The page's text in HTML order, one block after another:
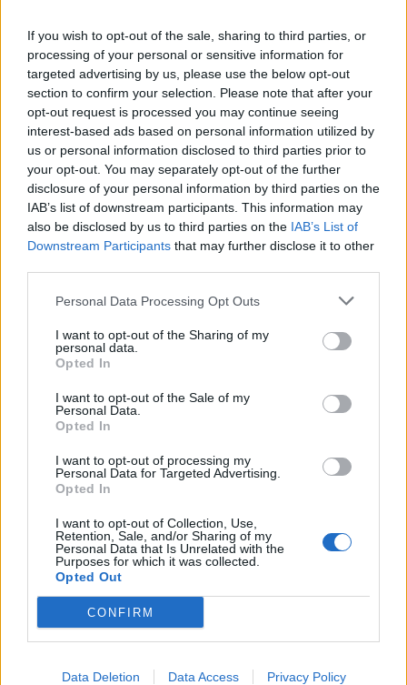
If you wish to opt-out of the sale, sharing to third parties, or
processing of your personal or sensitive information for
targeted advertising by us, please use the below opt-out
section to confirm your selection. Please note that after your
opt-out request is processed you may continue seeing
interest-based ads based on personal information utilized by
us or personal information disclosed to third parties prior to
your opt-out. You may separately opt-out of the further
disclosure of your personal information by third parties on the
IAB’s list of downstream participants. This information may
also be disclosed by us to third parties on the IAB’s List of
Downstream Participants that may further disclose it to other
Personal Data Processing Opt Outs
I want to opt-out of the Sharing of my
personal data.
Opted In
I want to opt-out of the Sale of my
Personal Data.
Opted In
I want to opt-out of processing my
Personal Data for Targeted Advertising.
Opted In
I want to opt-out of Collection, Use,
Retention, Sale, and/or Sharing of my
Personal Data that Is Unrelated with the
Purposes for which it was collected.
Opted Out
CONFIRM
Data Deletion Data Access Privacy Policy
«Σταύρος Νιάρχος» στην υποστήριξη του
Νοσοκομείου Σπάρτης.
Δείτε την ξενάγηση στη νέα πτέρυγα του
Νοσοκομείου όπου θα στεγαστεί η Χειρουργική
Κλινική.